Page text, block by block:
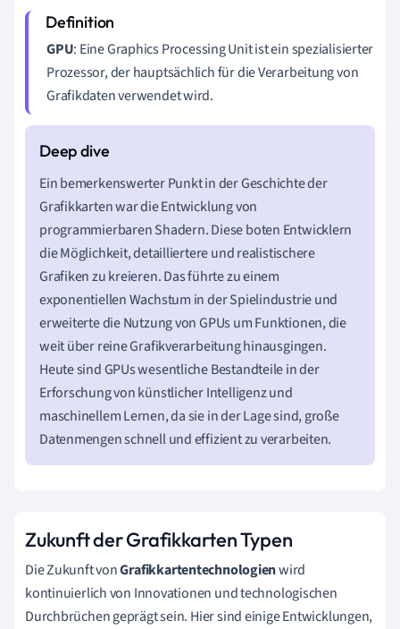
GPU: Eine Graphics Processing Unit ist ein spezialisierter
Prozessor, der hauptsächlich für die Verarbeitung von
Grafikdaten verwendet wird.
Ein bemerkenswerter Punkt in der Geschichte der
Grafikkarten war die Entwicklung von
programmierbaren Shadern. Diese boten Entwicklern
die Möglichkeit, detailliertere und realistischere
Grafiken zu kreieren. Das führte zu einem
exponentiellen Wachstum in der Spielindustrie und
erweiterte die Nutzung von GPUs um Funktionen, die
weit über reine Grafikverarbeitung hinausgingen.
Heute sind GPUs wesentliche Bestandteile in der
Erforschung von künstlicher Intelligenz und
maschinellem Lernen, da sie in der Lage sind, große
Datenmengen schnell und effizient zu verarbeiten.
Zukunft der Grafikkarten Typen
Die Zukunft vonGrafikkartentechnologienwird
kontinuierlich von Innovationen und technologischen
Durchbrüchen geprägt sein. Hier sind einige Entwicklungen,